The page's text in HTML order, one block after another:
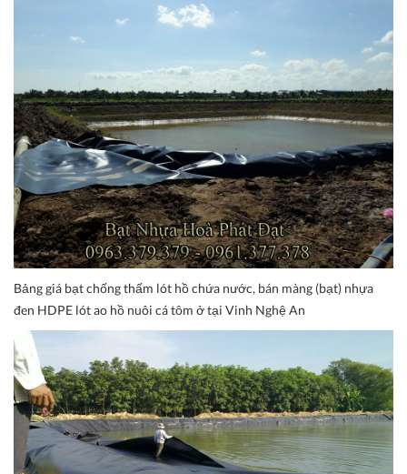
Bảng giá bạt chống thấm lót hồ chứa nước, bán màng (bạt) nhựa
đen HDPE lót ao hồ nuôi cá tôm ở tại Vinh Nghệ An